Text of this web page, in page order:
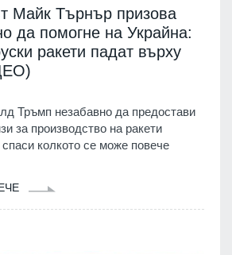
Майк Търнър призова
да помогне на Украйна:
ракети падат върху
Тръмп незабавно да предостави
за производство на ракети
колкото се може повече